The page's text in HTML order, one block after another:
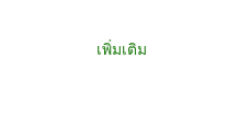
เพิ่มเติม